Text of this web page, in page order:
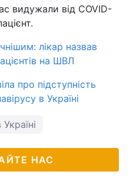
видужали від COVID-
лікар назвав
на ШВЛ
про підступність
в Україні
НАС